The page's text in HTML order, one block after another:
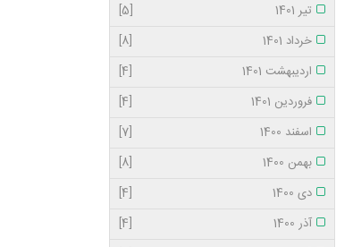
تیر 1401
[5]
خرداد 1401
[8]
اردیبهشت 1401
[4]
فروردین 1401
[4]
اسفند 1400
[7]
بهمن 1400
[8]
دی 1400
[4]
آذر 1400
[4]